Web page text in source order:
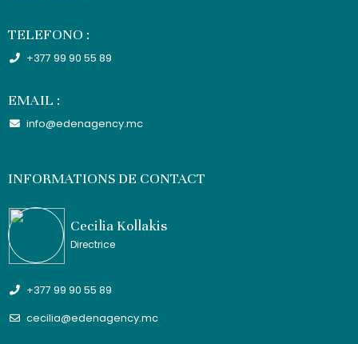
TELEFONO :
+377 99 90 55 89
EMAIL :
info@edenagency.mc
INFORMATIONS DE CONTACT
Cecilia Kollakis
Directrice
+377 99 90 55 89
cecilia@edenagency.mc